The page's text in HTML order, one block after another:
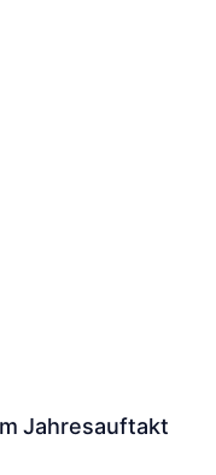
Jahresauftakt